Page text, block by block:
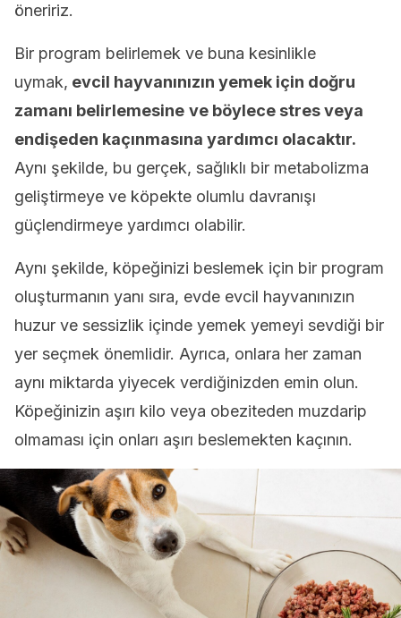
öneririz.
Bir program belirlemek ve buna kesinlikle
uymak, evcil hayvanınızın yemek için doğru
zamanı belirlemesine ve böylece stres veya
endişeden kaçınmasına yardımcı olacaktır.
Aynı şekilde, bu gerçek, sağlıklı bir metabolizma
geliştirmeye ve köpekte olumlu davranışı
güçlendirmeye yardımcı olabilir.
Aynı şekilde, köpeğinizi beslemek için bir program
oluşturmanın yanı sıra, evde evcil hayvanınızın
huzur ve sessizlik içinde yemek yemeyi sevdiği bir
yer seçmek önemlidir. Ayrıca, onlara her zaman
aynı miktarda yiyecek verdiğinizden emin olun.
Köpeğinizin aşırı kilo veya obeziteden muzdarip
olmaması için onları aşırı beslemekten kaçının.